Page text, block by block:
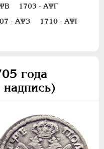
1703 - АѰГ
- АѰЗ
1710 - АѰI
года
надпись)